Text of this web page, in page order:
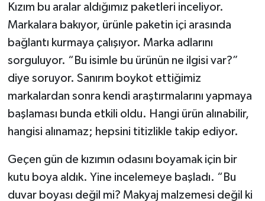
Kızım bu aralar aldığımız paketleri inceliyor.
Markalara bakıyor, ürünle paketin içi arasında
bağlantı kurmaya çalışıyor. Marka adlarını
sorguluyor. “Bu isimle bu ürünün ne ilgisi var?”
diye soruyor. Sanırım boykot ettiğimiz
markalardan sonra kendi araştırmalarını yapmaya
başlaması bunda etkili oldu. Hangi ürün alınabilir,
hangisi alınamaz; hepsini titizlikle takip ediyor.
Geçen gün de kızımın odasını boyamak için bir
kutu boya aldık. Yine incelemeye başladı. “Bu
duvar boyası değil mi? Makyaj malzemesi değil ki